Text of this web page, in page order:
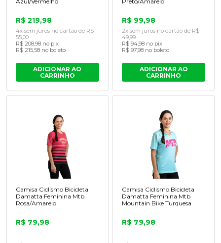
R$ 219,98
4x sem juros no cartão de R$
55,00
R$ 208,98 no pix
R$ 215,58 no boleto
ADICIONAR AO
CARRINHO
R$ 99,98
2x sem juros no cartão de R$
49,99
R$ 94,98 no pix
R$ 97,98 no boleto
ADICIONAR AO
CARRINHO
Camisa Ciclismo Bicicleta
Damatta Feminina Mtb
Rosa/Amarelo
R$ 79,98
Camisa Ciclismo Bicicleta
Damatta Feminina Mtb
Mountain Bike Turquesa
R$ 79,98